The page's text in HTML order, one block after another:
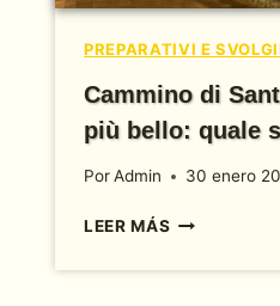
PREPARATIVI E
Cammino di
più bello: quale
PorAdmin 30 enero
LEER MÁS CAMMINO
SANTIAGO